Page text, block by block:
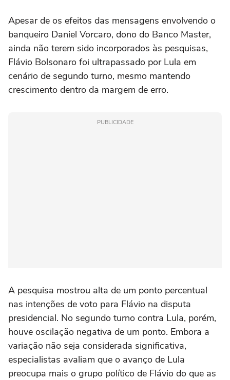
Apesar de os efeitos das mensagens envolvendo o
banqueiro Daniel Vorcaro, dono do Banco Master,
ainda não terem sido incorporados às pesquisas,
Flávio Bolsonaro foi ultrapassado por Lula em
cenário de segundo turno, mesmo mantendo
crescimento dentro da margem de erro.
PUBLICIDADE
A pesquisa mostrou alta de um ponto percentual
nas intenções de voto para Flávio na disputa
presidencial. No segundo turno contra Lula, porém,
houve oscilação negativa de um ponto. Embora a
variação não seja considerada significativa,
especialistas avaliam que o avanço de Lula
preocupa mais o grupo político de Flávio do que as